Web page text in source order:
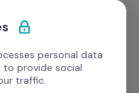
Empieza gratis
personal data
provide social
traffic.